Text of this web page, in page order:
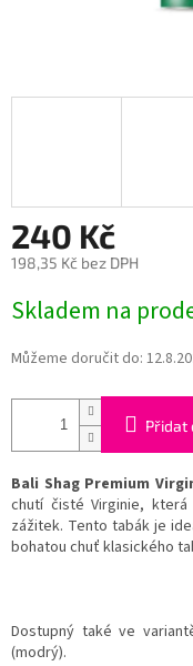
240 Kč
198,35 Kč bez DPH
cena:
Skladem na
Můžeme doručit do:
Přidat
Bali Shag Premium
chutí čisté Virginie,
zážitek. Tento tabák je
bohatou chuť klasického
Dostupný také ve
(modrý).